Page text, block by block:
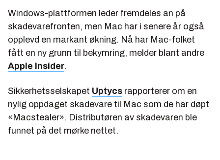
Windows-plattformen leder fremdeles an på
skadevarefronten, men Mac har i senere år også
opplevd en markant økning. Nå har Mac-folket
fått en ny grunn til bekymring, melder blant andre
Apple Insider.
Sikkerhetsselskapet Uptycs rapporterer om en
nylig oppdaget skadevare til Mac som de har døpt
«Macstealer». Distributøren av skadevaren ble
funnet på det mørke nettet.